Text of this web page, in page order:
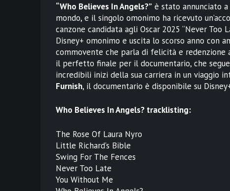
“Who Believes In Angels?” è stato annunciato
mondo, e il singolo omonimo ha ricevuto
canzone candidata agli Oscar 2025 “Never
Disney+ omonimo e uscita lo scorso anno con
commovente che parla di felicità e redenzione
il perfetto finale per il documentario, che
incredibili inizi della sua carriera in un viaggio
Furnish, il documentario è disponibile su
Who Believes In Angels? tracklisting:
The Rose Of Laura Nyro
Little Richard’s Bible
Swing For The Fences
Never Too Late
You Without Me